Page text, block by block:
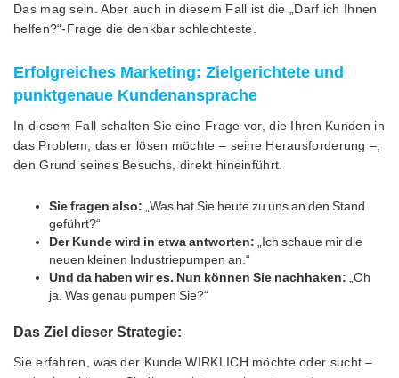
Das mag sein. Aber auch in diesem Fall ist die „Darf ich Ihnen
helfen?“-Frage die denkbar schlechteste.
Erfolgreiches Marketing: Zielgerichtete und
punktgenaue Kundenansprache
In diesem Fall schalten Sie eine Frage vor, die Ihren Kunden in
das Problem, das er lösen möchte – seine Herausforderung –,
den Grund seines Besuchs, direkt hineinführt.
Sie fragen also: „Was hat Sie heute zu uns an den Stand
geführt?“
Der Kunde wird in etwa antworten: „Ich schaue mir die
neuen kleinen Industriepumpen an.“
Und da haben wir es. Nun können Sie nachhaken: „Oh
ja. Was genau pumpen Sie?“
Das Ziel dieser Strategie:
Sie erfahren, was der Kunde WIRKLICH möchte oder sucht –